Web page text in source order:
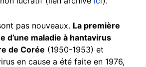
pas nouveaux. La première
d’une maladie à hantavirus
de Corée (1950-1953) et
en cause a été faite en 1976,